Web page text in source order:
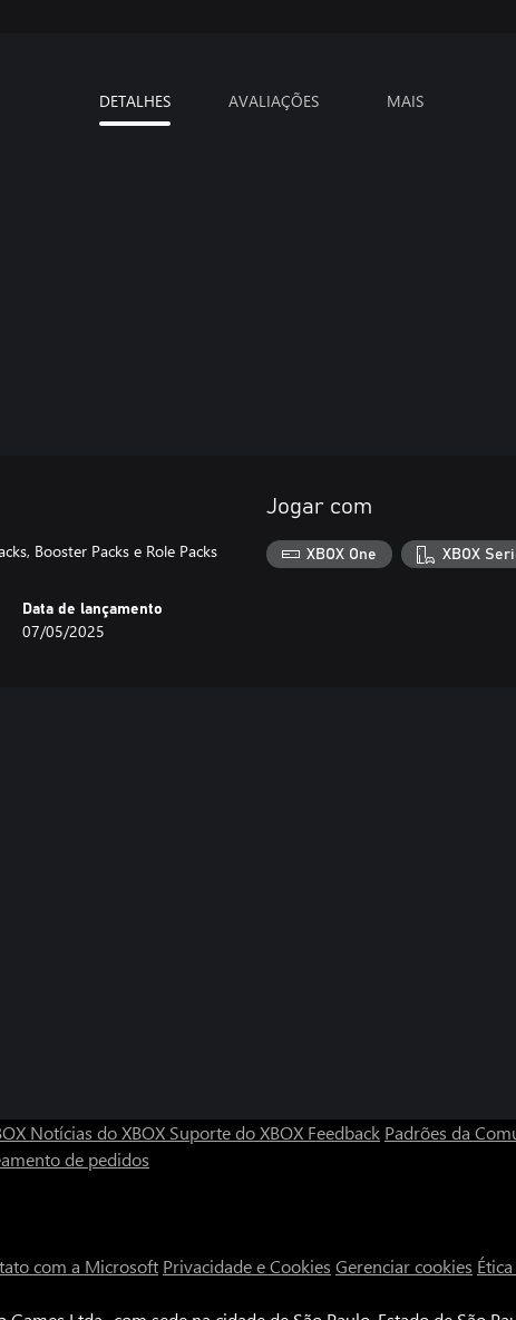
DETALHES AVALIAÇÕES MAIS
Booster Packs e Role Packs
Data de lançamento
07/05/2025
Jogar com
XBOX One XBOX
Notícias do XBOX Suporte do XBOX Feedback Padrões da
de pedidos
com a Microsoft Privacidade e Cookies Gerenciar cookies